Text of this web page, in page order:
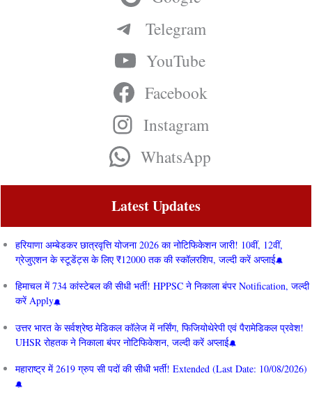
Telegram
YouTube
Facebook
Instagram
WhatsApp
Latest Updates
हरियाणा अम्बेडकर छात्रवृत्ति योजना 2026 का नोटिफिकेशन जारी! 10वीं, 12वीं,
ग्रेजुएशन के स्टूडेंट्स के लिए ₹12000 तक की स्कॉलरशिप, जल्दी करें अप्लाई
हिमाचल में 734 कांस्टेबल की सीधी भर्ती! HPPSC ने निकाला बंपर Notification, जल्दी
करें Apply
उत्तर भारत के सर्वश्रेष्ठ मेडिकल कॉलेज में नर्सिंग, फिजियोथेरेपी एवं पैरामेडिकल प्रवेश!
UHSR रोहतक ने निकाला बंपर नोटिफिकेशन, जल्दी करें अप्लाई
महाराष्ट्र में 2619 ग्रुप सी पदों की सीधी भर्ती! Extended (Last Date: 10/08/2026)